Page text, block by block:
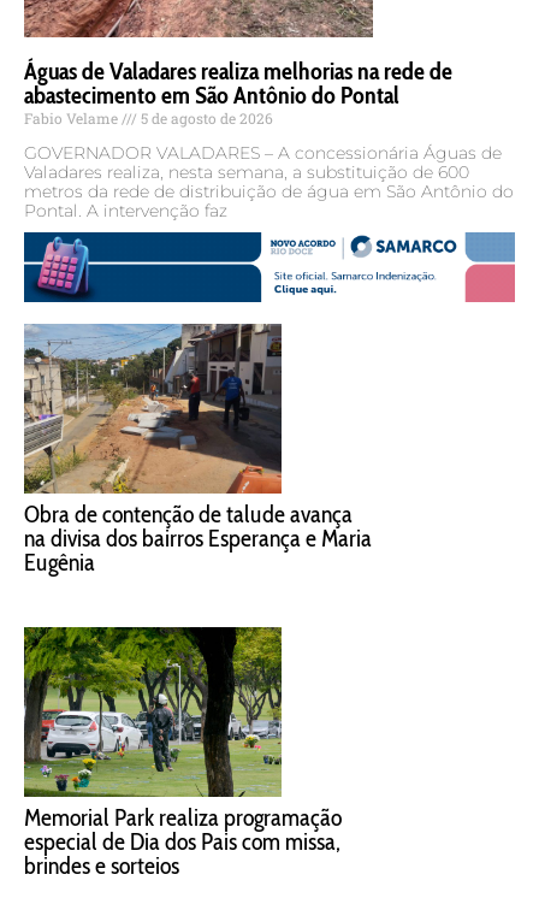
Águas de Valadares realiza melhorias na rede de
abastecimento em São Antônio do Pontal
Fabio Velame 5 de agosto de 2026
GOVERNADOR VALADARES – A concessionária Águas de
Valadares realiza, nesta semana, a substituição de 600
metros da rede de distribuição de água em São Antônio do
Pontal. A intervenção faz
Obra de contenção de talude avança
na divisa dos bairros Esperança e Maria
Eugênia
Memorial Park realiza programação
especial de Dia dos Pais com missa,
brindes e sorteios